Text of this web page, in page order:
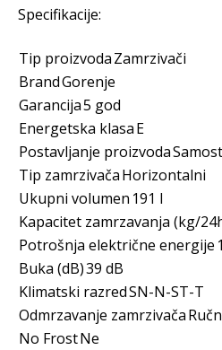
Specifikacije:
Tip proizvodaZamrzivači
BrandGorenje
Garancija5 god
Energetska klasaE
Postavljanje proizvoda
Tip zamrzivačaHorizontalni
Ukupni volumen 191 l
Kapacitet zamrzavanja (kg/
Potrošnja električne energije
Buka (dB)39 dB
Klimatski razredSN-N-ST-T
Odmrzavanje zamrzivača
No FrostNe